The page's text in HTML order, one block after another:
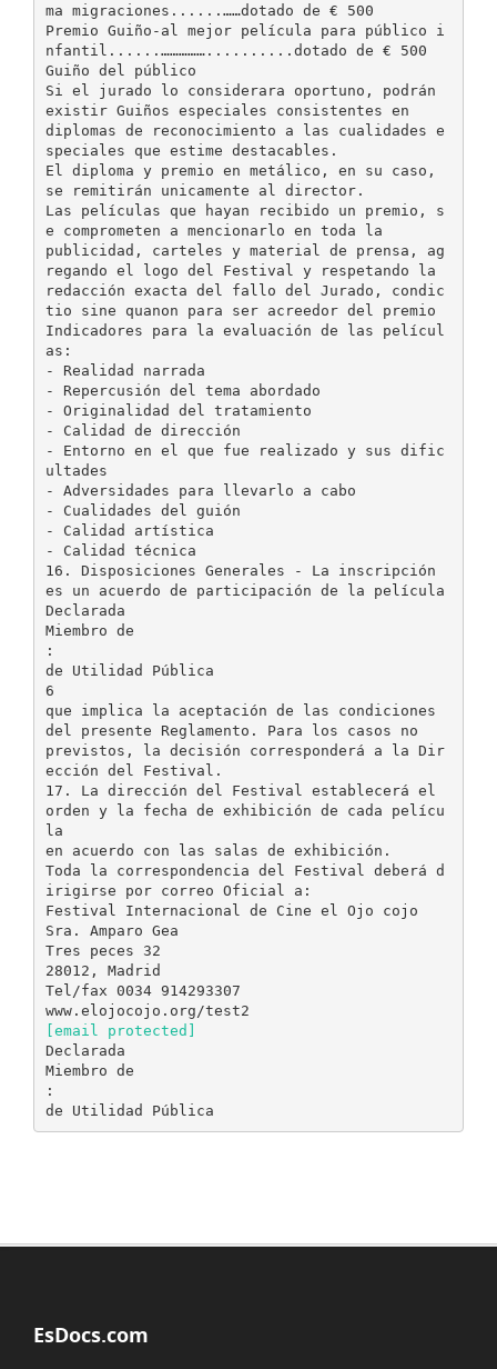
ma migraciones......……dotado de € 500
Premio Guiño-al mejor película para público i
nfantil......……………..........dotado de € 500
Guiño del público
Si el jurado lo considerara oportuno, podrán
existir Guiños especiales consistentes en
diplomas de reconocimiento a las cualidades e
speciales que estime destacables.
El diploma y premio en metálico, en su caso,
se remitirán unicamente al director.
Las películas que hayan recibido un premio, s
e comprometen a mencionarlo en toda la
publicidad, carteles y material de prensa, ag
regando el logo del Festival y respetando la
redacción exacta del fallo del Jurado, condic
tio sine quanon para ser acreedor del premio
Indicadores para la evaluación de las películ
as:
- Realidad narrada
- Repercusión del tema abordado
- Originalidad del tratamiento
- Calidad de dirección
- Entorno en el que fue realizado y sus dific
ultades
- Adversidades para llevarlo a cabo
- Cualidades del guión
- Calidad artística
- Calidad técnica
16. Disposiciones Generales - La inscripción
es un acuerdo de participación de la película
Declarada
Miembro de
:
de Utilidad Pública
6
que implica la aceptación de las condiciones
del presente Reglamento. Para los casos no
previstos, la decisión corresponderá a la Dir
ección del Festival.
17. La dirección del Festival establecerá el
orden y la fecha de exhibición de cada pelícu
la
en acuerdo con las salas de exhibición.
Toda la correspondencia del Festival deberá d
irigirse por correo Oficial a:
Festival Internacional de Cine el Ojo cojo
Sra. Amparo Gea
Tres peces 32
28012, Madrid
Tel/fax 0034 914293307
[email protected]
Declarada
Miembro de
:
EsDocs.com